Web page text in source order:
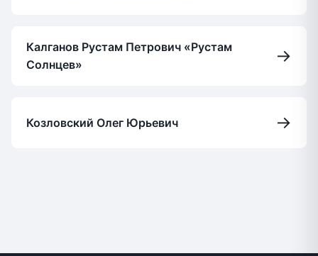
Калганов Рустам Петрович «Рустам
Солнцев»
→
Козловский Олег Юрьевич →